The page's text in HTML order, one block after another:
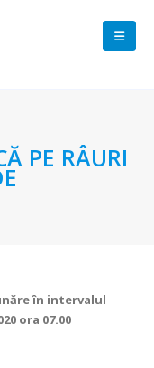
PE RÂURI
în intervalul
ora 07.00